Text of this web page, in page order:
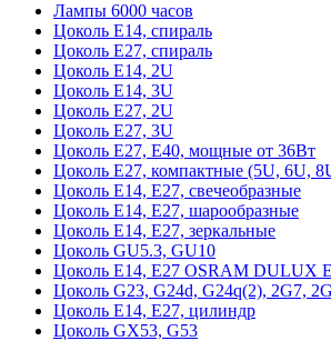
Лампы 6000 часов
Цоколь Е14, спираль
Цоколь Е27, спираль
Цоколь Е14, 2U
Цоколь Е14, 3U
Цоколь Е27, 2U
Цоколь Е27, 3U
Цоколь Е27, Е40, мощные от 36Вт
Цоколь Е27, компактные (5U, 6U,
Цоколь Е14, Е27, свечеобразные
Цоколь Е14, Е27, шарообразные
Цоколь Е14, Е27, зеркальные
Цоколь GU5.3, GU10
Цоколь Е14, Е27 OSRAM DULUX
Цоколь G23, G24d, G24q(2), 2G7,
Цоколь Е14, Е27, цилиндр
Цоколь GX53, G53